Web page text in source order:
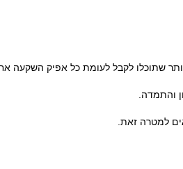
שתוכלו לקבל לעומת כל אפיק השקעה
והתמדה.
למטרה זאת.